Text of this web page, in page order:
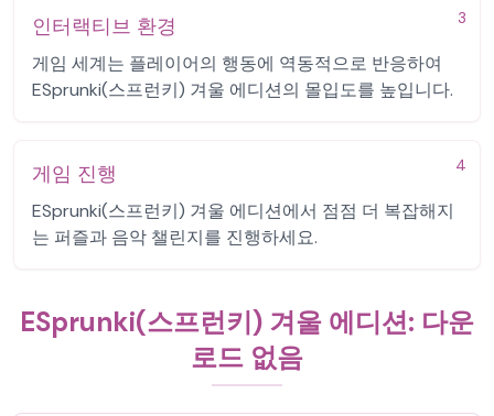
3
인터랙티브 환경
게임 세계는 플레이어의 행동에 역동적으로 반응하여
ESprunki(스프런키) 겨울 에디션의 몰입도를 높입니다.
4
게임 진행
ESprunki(스프런키) 겨울 에디션에서 점점 더 복잡해지
는 퍼즐과 음악 챌린지를 진행하세요.
ESprunki(스프런키) 겨울 에디션: 다운
로드 없음